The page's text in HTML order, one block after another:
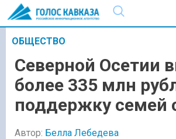
ОБЩЕСТВО
Северной Осетии
более 335 млн
поддержку семей
Автор: Белла Лебедева